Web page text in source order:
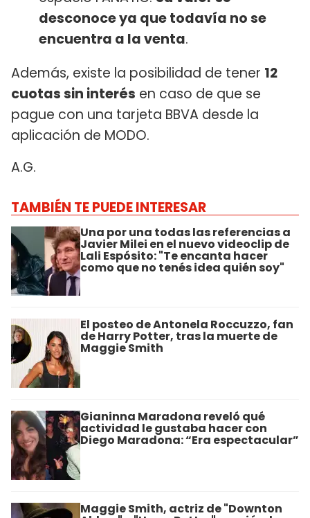
desconoce ya que todavía no se
encuentra a la venta.
Además, existe la posibilidad de tener 12
cuotas sin interés en caso de que se
pague con una tarjeta BBVA desde la
aplicación de MODO.
A.G.
TAMBIÉN TE PUEDE INTERESAR
Una por una todas las referencias a
Javier Milei en el nuevo videoclip de
Lali Espósito: "Te encanta hacer
como que no tenés idea quién soy"
El posteo de Antonela Roccuzzo, fan
de Harry Potter, tras la muerte de
Maggie Smith
Gianinna Maradona reveló qué
actividad le gustaba hacer con
Diego Maradona: “Era espectacular”
Maggie Smith, actriz de "Downton